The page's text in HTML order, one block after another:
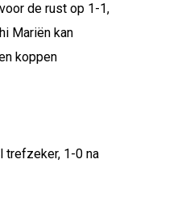
de rust op 1-1,
Mariën kan
koppen
trefzeker, 1-0 na